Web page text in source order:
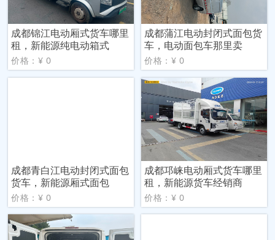
成都锦江电动厢式货车哪里
租，新能源纯电动箱式
价格：¥ 0
成都蒲江电动封闭式面包货
车，电动面包车那里卖
价格：¥ 0
成都青白江电动封闭式面包
货车，新能源厢式面包
价格：¥ 0
成都邛崃电动厢式货车哪里
租，新能源货车经销商
价格：¥ 0